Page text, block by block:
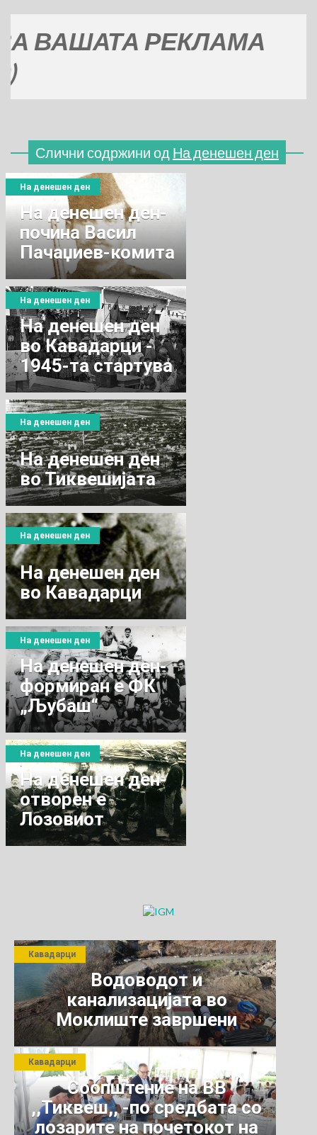
РЕКЛАМА
Слични содржини од На денешен ден
Нa денешен ден-
почина Васил
Пачаџиев-комита
и војвода
На денешен ден
На денешен ден
во Кaвадарци -
1945-та стартува
разгласната
станица
На денешен ден
На денешен ден
во Тиквешијата
На денешен ден
Нa денешен ден
во Кавадарци
На денешен ден
На денешен ден-
формиран е ФК
„Љубаш“
На денешен ден
На денешен ден-
отворен е
Лозовиот
расадник
На денешен ден
Водоводот и
канализацијата во
Моклиште завршени
Кавадарци
Соопштение на ВВ
,,Тиквеш,, -по средбата со
лозарите на почетокот на
Кавадарци